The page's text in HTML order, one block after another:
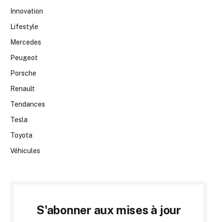
Innovation
Lifestyle
Mercedes
Peugeot
Porsche
Renault
Tendances
Tesla
Toyota
Véhicules
S'abonner aux mises à jour